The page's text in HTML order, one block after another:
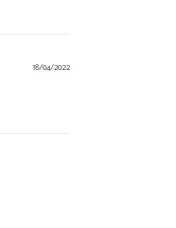
18/04/2022